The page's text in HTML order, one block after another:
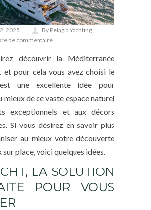
2025
By Pelagia Yachting
de commentaire
découvrir la Méditerranée
et pour cela vous avez choisi le
une excellente idée pour
mieux de ce vaste espace naturel
exceptionnels et aux décors
Si vous désirez en savoir plus
au mieux votre découverte
sur place, voici quelques idées.
LA SOLUTION
POUR VOUS